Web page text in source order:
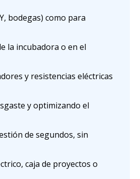
bodegas) como para
la incubadora o en el
y resistencias eléctricas
y optimizando el
de segundos, sin
caja de proyectos o